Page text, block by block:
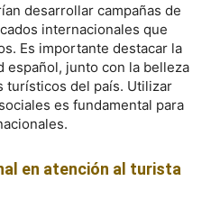
desarrollar campañas de
internacionales que
Es importante destacar la
español, junto con la belleza
turísticos del país. Utilizar
es fundamental para
en atención al turista